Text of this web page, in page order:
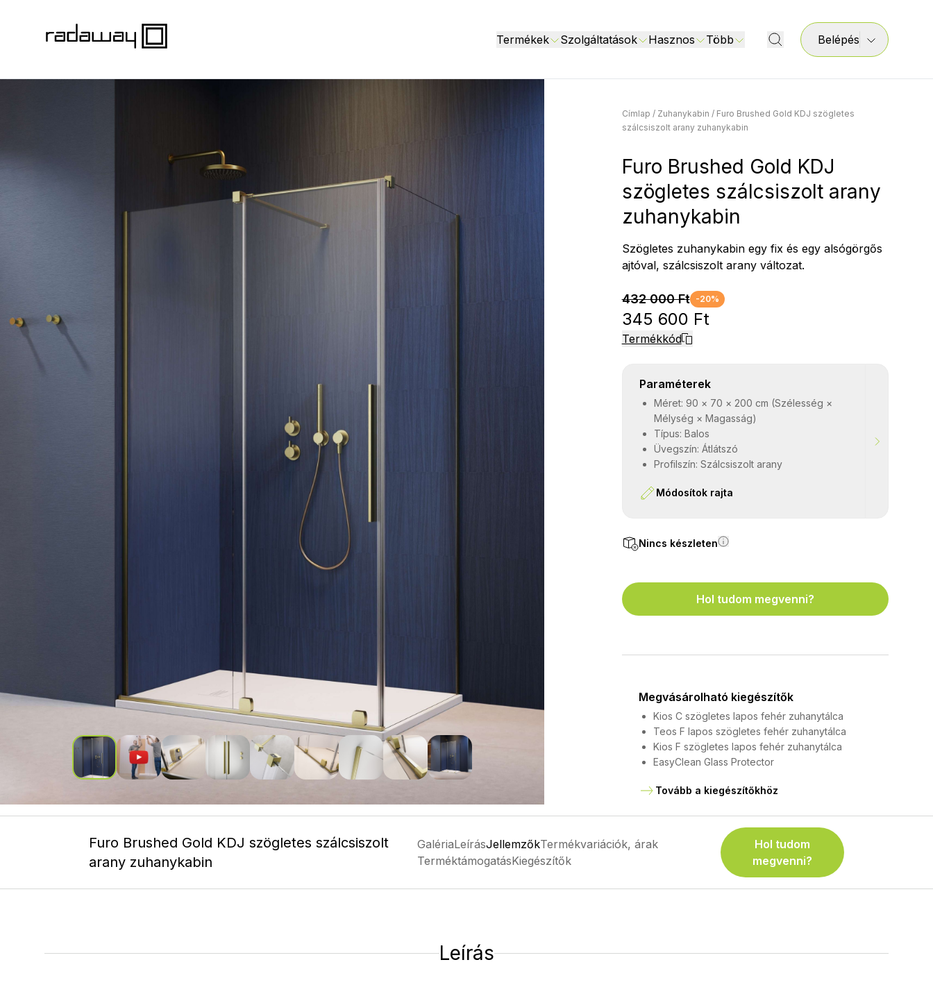
Termékek Szolgáltatások Hasznos Több Belépés
Címlap / Zuhanykabin / Furo Brushed Gold KDJ szögletes
szálcsiszolt arany zuhanykabin
Furo Brushed Gold KDJ
szögletes szálcsiszolt arany
zuhanykabin
Szögletes zuhanykabin egy fix és egy alsógörgős
ajtóval, szálcsiszolt arany változat.
432 000 Ft -20%
345 600 Ft
Termékkód
Paraméterek
Méret: 90 × 70 × 200 cm (Szélesség ×
Mélység × Magasság)
Típus: Balos
Üvegszín: Átlátszó
Profilszín: Szálcsiszolt arany
Módosítok rajta
Nincs készleten
Hol tudom megvenni?
Megvásárolható kiegészítők
Kios C szögletes lapos fehér zuhanytálca
Teos F lapos szögletes fehér zuhanytálca
Kios F szögletes lapos fehér zuhanytálca
EasyClean Glass Protector
Tovább a kiegészítőkhöz
Furo Brushed Gold KDJ szögletes szálcsiszolt
arany zuhanykabin
GalériaLeírásJellemzőkTermékvariációk, árak
TerméktámogatásKiegészítők
Hol tudom
megvenni?
Leírás